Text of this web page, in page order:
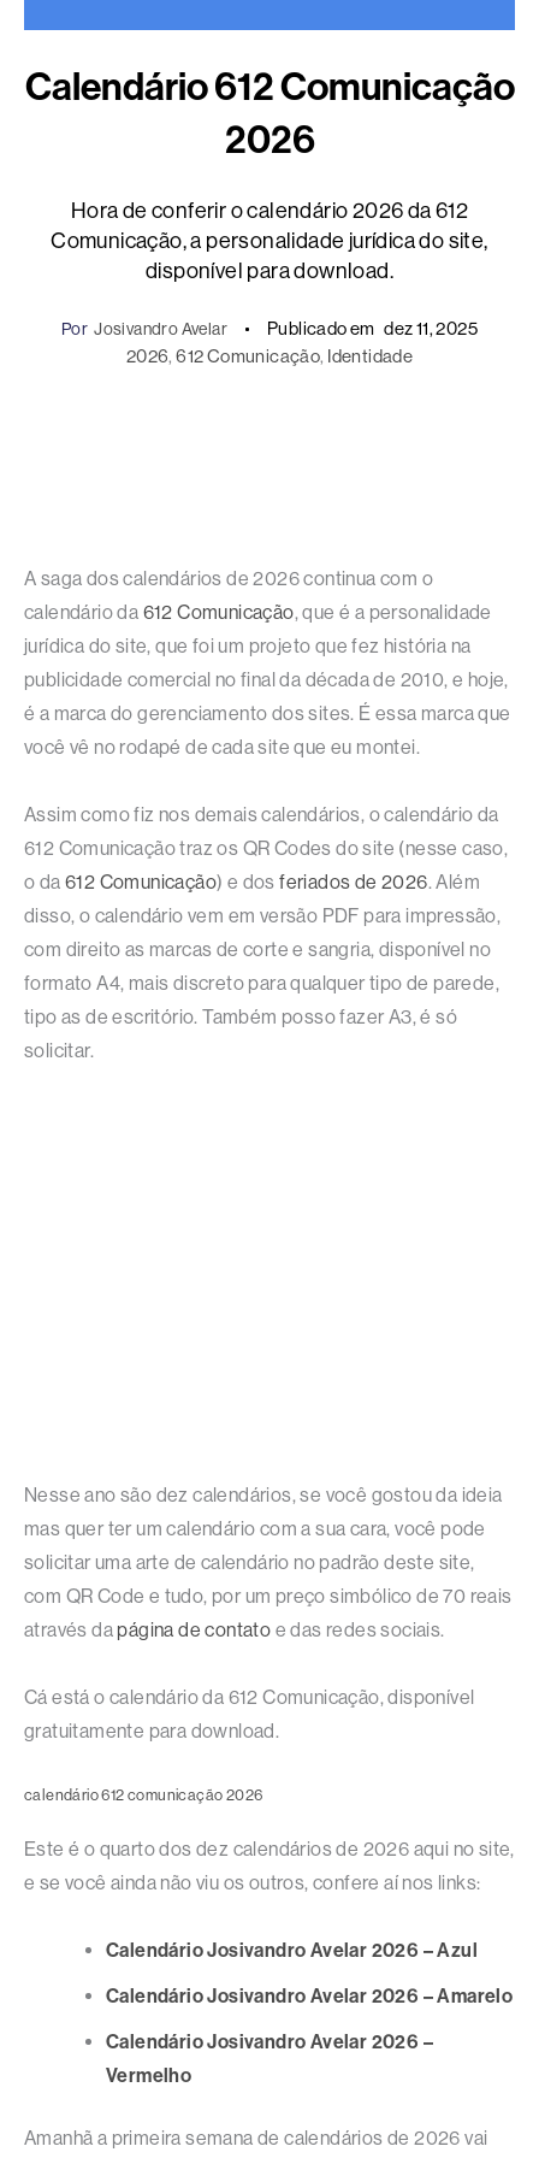
Calendário 612 Comunicação
2026
Hora de conferir o calendário 2026 da 612
Comunicação, a personalidade jurídica do site,
disponível para download.
Por Josivandro Avelar Publicado em dez 11, 2025
2026, 612 Comunicação, Identidade
A saga dos calendários de 2026 continua com o
calendário da 612 Comunicação, que é a personalidade
jurídica do site, que foi um projeto que fez história na
publicidade comercial no final da década de 2010, e hoje,
é a marca do gerenciamento dos sites. É essa marca que
você vê no rodapé de cada site que eu montei.
Assim como fiz nos demais calendários, o calendário da
612 Comunicação traz os QR Codes do site (nesse caso,
o da 612 Comunicação) e dosferiados de 2026. Além
disso, o calendário vem em versão PDF para impressão,
com direito as marcas de corte e sangria, disponível no
formato A4, mais discreto para qualquer tipo de parede,
tipo as de escritório. Também posso fazer A3, é só
solicitar.
Nesse ano são dez calendários, se você gostou da ideia
mas quer ter um calendário com a sua cara, você pode
solicitar uma arte de calendário no padrão deste site,
com QR Code e tudo, por um preço simbólico de 70 reais
através da página de contato e das redes sociais.
Cá está o calendário da 612 Comunicação, disponível
gratuitamente para download.
calendário 612 comunicação 2026
Este é o quarto dos dez calendários de 2026 aqui no site,
e se você ainda não viu os outros, confere aí nos links:
Calendário Josivandro Avelar 2026 – Azul
Calendário Josivandro Avelar 2026 – Amarelo
Calendário Josivandro Avelar 2026 –
Vermelho
Amanhã a primeira semana de calendários de 2026 vai